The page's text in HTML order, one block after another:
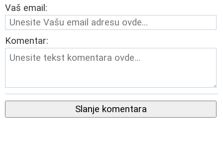
Vaš email:
Komentar:
Slanje komentara